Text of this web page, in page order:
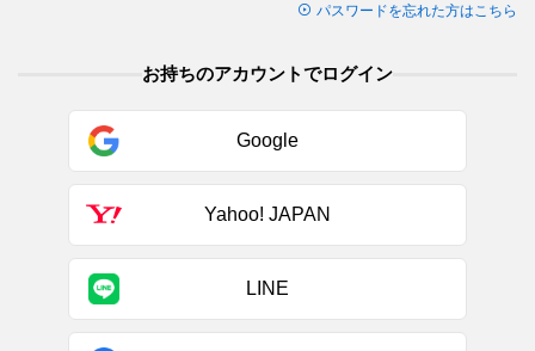
パスワードを忘れた方はこちら
お持ちのアカウントでログイン
Google
Yahoo! JAPAN
LINE